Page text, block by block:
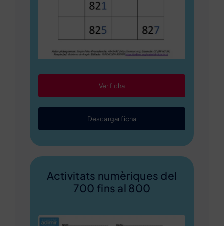
Ver ficha
Descargar ficha
Activitats numèriques del
700 fins al 800